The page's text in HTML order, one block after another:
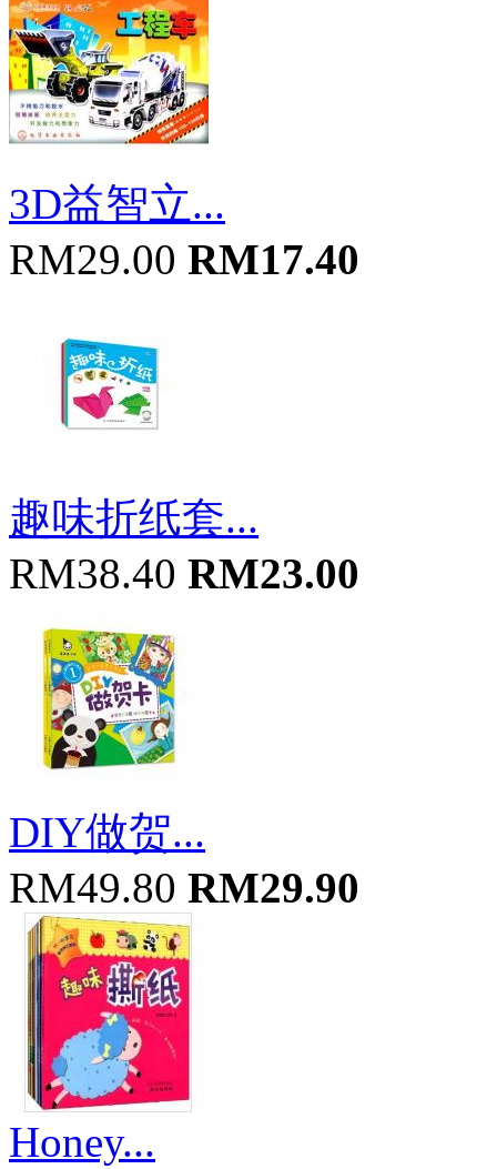
3D益智立...
RM29.00 RM17.40
趣味折纸套...
RM38.40 RM23.00
DIY做贺...
RM49.80 RM29.90
Honey...